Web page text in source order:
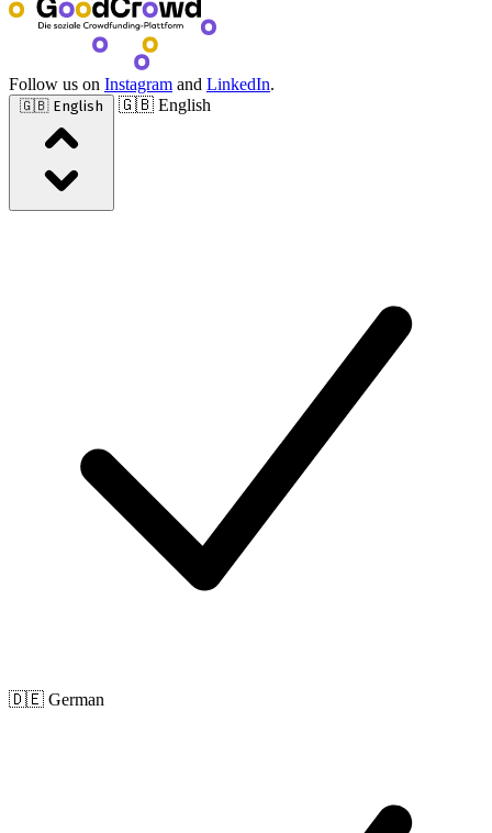
Follow us on Instagram and LinkedIn.
🇬🇧 English 🇬🇧 English
🇩🇪 German